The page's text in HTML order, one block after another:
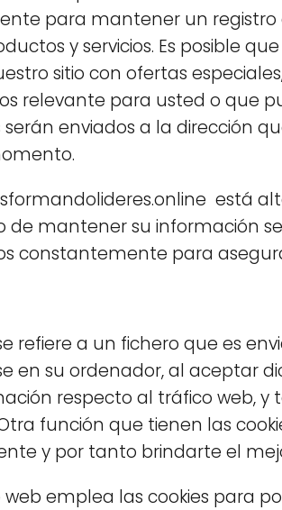
para mantener un registro
y servicios. Es posible
sitio con ofertas
relevante para usted o que
enviados a la dirección
está
de mantener su información
constantemente para
refiere a un fichero que es
en su ordenador, al aceptar
respecto al tráfico web,
función que tienen las
y por tanto brindarte el
web emplea las cookies para